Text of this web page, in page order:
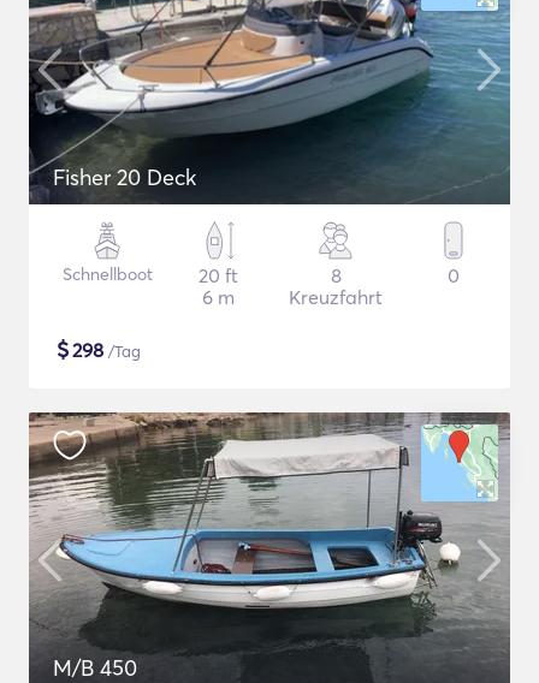
Fisher 20 Deck
Schnellboot
20 ft
6 m
8
Kreuzfahrt
0
$298 /Tag
M/B 450